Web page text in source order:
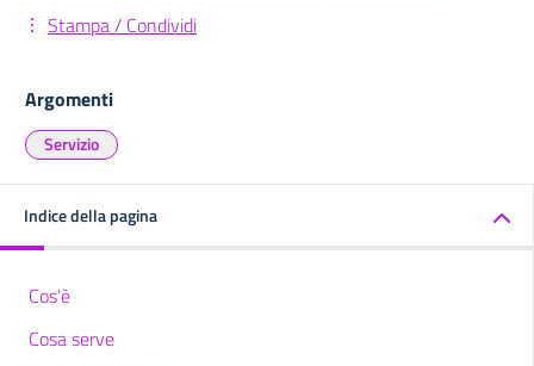
Stampa / Condividi
Argomenti
Servizio
Indice della pagina
Cos'è
Cosa serve